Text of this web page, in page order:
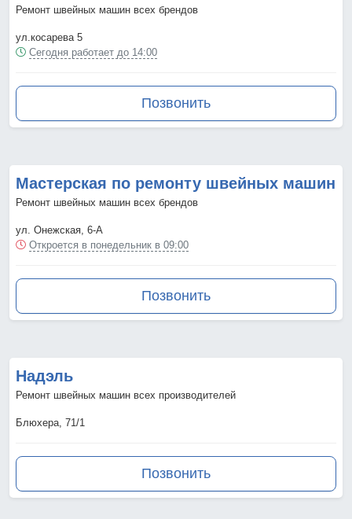
Ремонт швейных машин всех брендов
ул.косарева 5
Сегодня работает до 14:00
Позвонить
Мастерская по ремонту швейных машин
Ремонт швейных машин всех брендов
ул. Онежская, 6-А
Откроется в понедельник в 09:00
Позвонить
Надэль
Ремонт швейных машин всех производителей
Блюхера, 71/1
Позвонить